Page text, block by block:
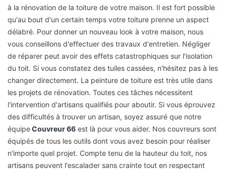
à la rénovation de la toiture de votre maison. Il est fort possible
qu'au bout d'un certain temps votre toiture prenne un aspect
délabré. Pour donner un nouveau look à votre maison, nous
vous conseillons d'effectuer des travaux d'entretien. Négliger
de réparer peut avoir des effets catastrophiques sur l'isolation
du toit. Si vous constatez des tuiles cassées, n'hésitez pas à les
changer directement. La peinture de toiture est très utile dans
les projets de rénovation. Toutes ces tâches nécessitent
l'intervention d'artisans qualifiés pour aboutir. Si vous éprouvez
des difficultés à trouver un artisan, soyez assuré que notre
équipeCouvreur 66 est là pour vous aider. Nos couvreurs sont
équipés de tous les outils dont vous avez besoin pour réaliser
n'importe quel projet. Compte tenu de la hauteur du toit, nos
artisans peuvent l'escalader sans crainte tout en respectant